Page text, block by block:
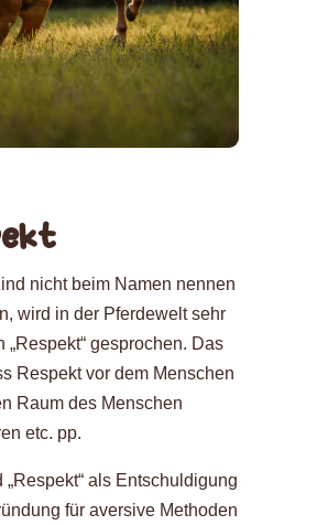
nicht beim Namen nennen
wird in der Pferdewelt sehr
„Respekt“ gesprochen. Das
Respekt vor dem Menschen
Raum des Menschen
etc. pp.
„Respekt“ als Entschuldigung
für aversive Methoden